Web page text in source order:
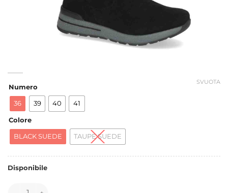
Numero
36 39 40 41
Colore
BLACK SUEDE TAUPE SUEDE
SVUOTA
Disponibile
144931 quantità